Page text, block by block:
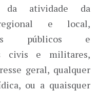
atividade da
e local,
públicos e
civis e militares,
geral, qualquer
ou a quaisquer